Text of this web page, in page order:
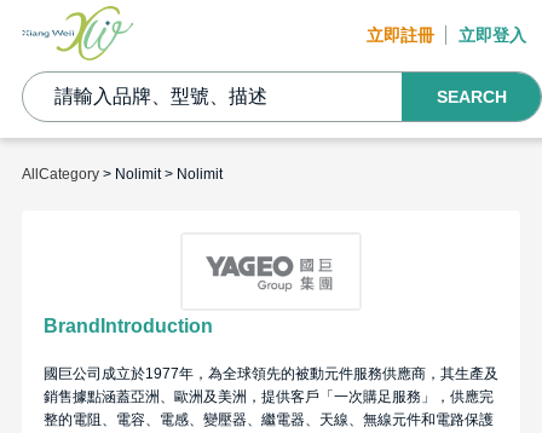
立即註冊 立即登入
SEARCH
AllCategory> Nolimit > Nolimit
BrandIntroduction
國巨公司成立於1977年，為全球領先的被動元件服務供應商，其生產及
銷售據點涵蓋亞洲、歐洲及美洲，提供客戶「一次購足服務」，供應完
整的電阻、電容、電感、變壓器、繼電器、天線、無線元件和電路保護